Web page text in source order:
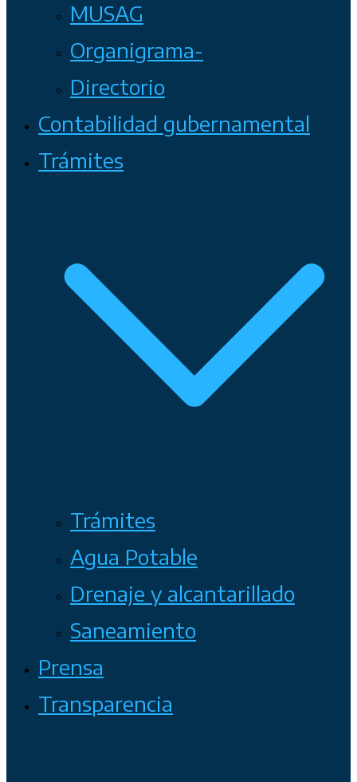
MUSAG
Organigrama-
Directorio
Contabilidad gubernamental
Trámites
Trámites
Agua Potable
Drenaje y alcantarillado
Saneamiento
Prensa
Transparencia